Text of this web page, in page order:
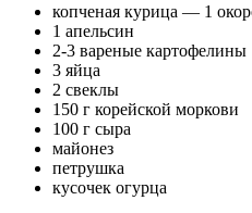
копченая курица — 1
1 апельсин
2-3 вареные картофелины
3 яйца
2 свеклы
150 г корейской моркови
100 г сыра
майонез
петрушка
кусочек огурца